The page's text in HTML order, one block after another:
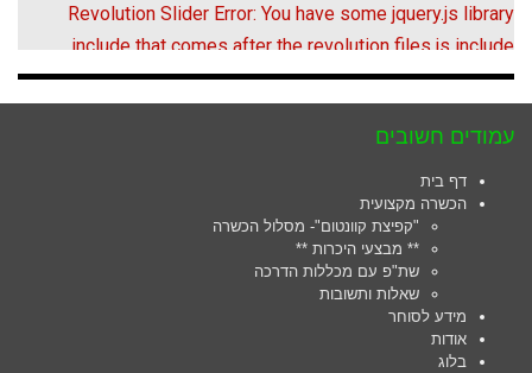
Revolution Slider Error: You have some jquery.js library
include that comes after the revolution files js include.
This includes make eliminates the revolution slider
libraries, and make it not work.
To fix it you can:
Put JS Includes To Bodyoption to true.
עמודים חשובים
דף בית
הכשרה מקצועית
"קפיצת קוונטום"- מסלול הכשרה
** מבצעי היכרות **
שת"פ עם מכללות הדרכה
שאלות ותשובות
מידע לסוחר
אודות
בלוג